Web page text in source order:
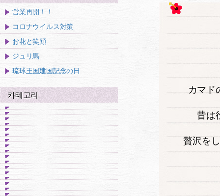
カマド
昔は
贅沢を
営業再開！！
コロナウイルス対策
お花と笑顔
ジュリ馬
琉球王国建国記念の日
카테고리